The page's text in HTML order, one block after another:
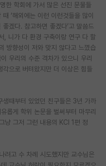
한 학회에 가서 많은 선진 문물들
‘해외에는 이런 이런것들을 많이
겠다. 참고하면 좋겠다’고 말씀드
, 니가 다 환경 구축이랑 연구 다 할
방향성이 저와 맞지 않다고 느꼈습
우리의 수준 격차가 있으니 우리
으로 버텨왔지만 더 이상은 힘들
때부터 있었던 친구들은 3년 가까
롭게 학위 논문을 벌써부터 마무리
냥 그저 그런 내용의 KCI 1편 정
려고 수 차례 시도했지만 교수님은